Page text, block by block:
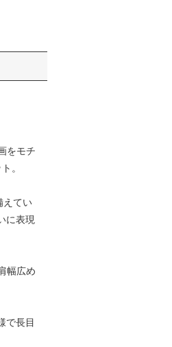
をモチ
。
えてい
に表現
幅広め
で長目